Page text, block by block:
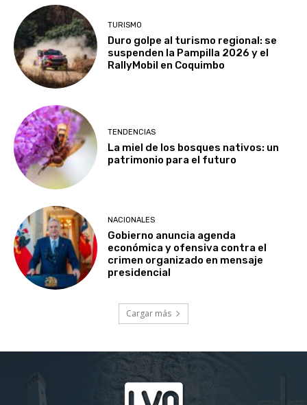
TURISMO
Duro golpe al turismo regional: se
suspenden la Pampilla 2026 y el
RallyMobil en Coquimbo
TENDENCIAS
La miel de los bosques nativos: un
patrimonio para el futuro
NACIONALES
Gobierno anuncia agenda
económica y ofensiva contra el
crimen organizado en mensaje
presidencial
Cargar más